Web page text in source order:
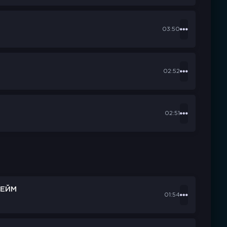
03:50
02:52
02:51
01:54